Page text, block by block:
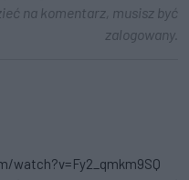
na komentarz, musisz być
zalogowany.
watch?v=Fy2_qmkm9SQ